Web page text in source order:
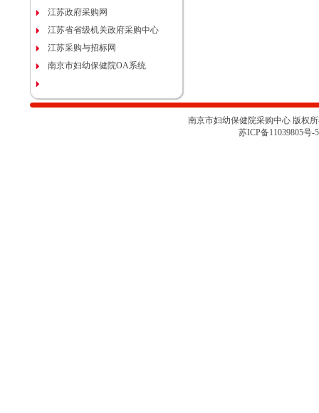
南京市妇幼保健院“金陵托育”微信
运营服务项目调研公告
关于南京市妇幼保健院病理科送第
三方检测（NJFYCG-202543）院内
比选项目的通知
南京市妇幼保健院运动测评工具
关于南京市妇幼保健院胎儿监护仪
江苏政府采购网
江苏省省级机关政府采购中心
江苏采购与招标网
南京市妇幼保健院OA系统
南京市妇幼保健院采购中心 版权
苏ICP备11039805号-5